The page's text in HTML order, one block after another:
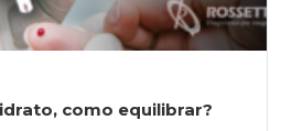
como equilibrar?